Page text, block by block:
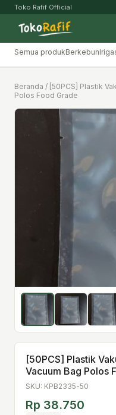
Toko Rafif Official
Semua produkBerkebun
Beranda / [50PCS] Plastik
Polos Food Grade
[50PCS] Plastik
Vacuum Bag Polos
SKU: KPB2335-50
Rp 38.750